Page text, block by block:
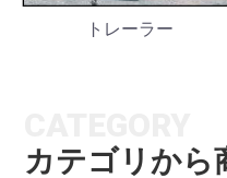
トレーラー
カテゴリから